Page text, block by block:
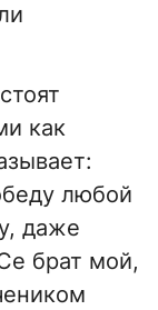
как
любой
даже
брат мой,